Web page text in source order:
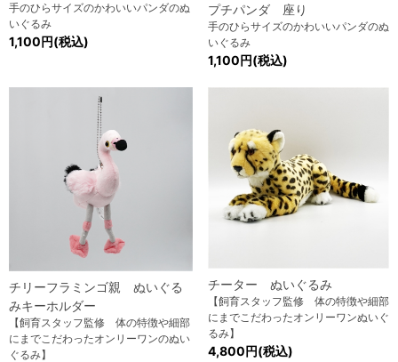
手のひらサイズのかわいいパンダのぬ
いぐるみ
1,100円(税込)
プチパンダ 座り
手のひらサイズのかわいいパンダのぬ
いぐるみ
1,100円(税込)
チリーフラミンゴ親 ぬいぐる
みキーホルダー
【飼育スタッフ監修 体の特徴や細部
にまでこだわったオンリーワンのぬい
ぐるみ】
チーター ぬいぐるみ
【飼育スタッフ監修 体の特徴や細部
にまでこだわったオンリーワンぬいぐ
るみ】
4,800円(税込)